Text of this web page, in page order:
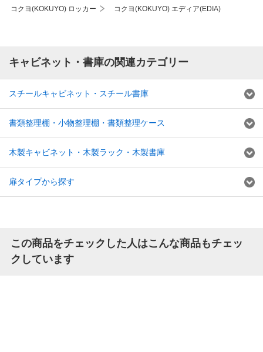
コクヨ(KOKUYO) ロッカー
コクヨ(KOKUYO) エディア(EDIA)
キャビネット・書庫の関連カテゴリー
スチールキャビネット・スチール書庫
書類整理棚・小物整理棚・書類整理ケース
木製キャビネット・木製ラック・木製書庫
扉タイプから探す
この商品をチェックした人はこんな商品もチェッ
クしています